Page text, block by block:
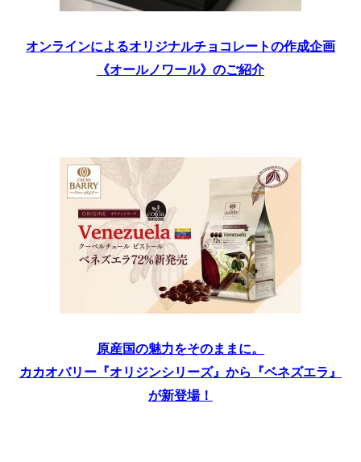
オンラインによるオリジナルチョコレートの作成企画
《オールノワール》のご紹介
原産国の魅力をそのままに。
カカオバリー『オリジンシリーズ』から『ベネズエラ』
が新登場！